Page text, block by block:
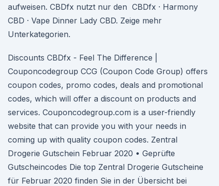
aufweisen. CBDfx nutzt nur den CBDfx · Harmony
CBD · Vape Dinner Lady CBD. Zeige mehr
Unterkategorien.
Discounts CBDfx - Feel The Difference |
Couponcodegroup CCG (Coupon Code Group) offers
coupon codes, promo codes, deals and promotional
codes, which will offer a discount on products and
services. Couponcodegroup.com is a user-friendly
website that can provide you with your needs in
coming up with quality coupon codes. Zentral
Drogerie Gutschein Februar 2020 • Geprüfte
Gutscheincodes Die top Zentral Drogerie Gutscheine
für Februar 2020 finden Sie in der Übersicht bei